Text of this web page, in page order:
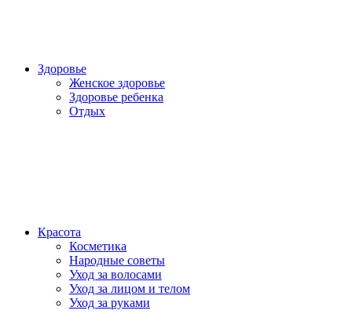
Здоровье
Женское здоровье
Здоровье ребенка
Отдых
Красота
Косметика
Народные советы
Уход за волосами
Уход за лицом и телом
Уход за руками